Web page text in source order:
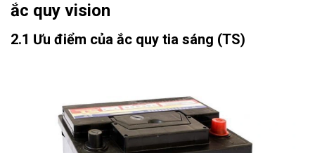
ắc quy vision
2.1 Ưu điểm của ắc quy tia sáng (TS)